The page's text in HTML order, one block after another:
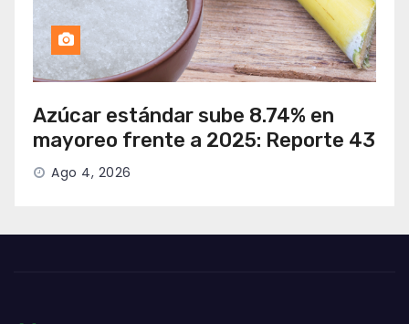
Azúcar estándar sube 8.74% en
mayoreo frente a 2025: Reporte 43
Ago 4, 2026